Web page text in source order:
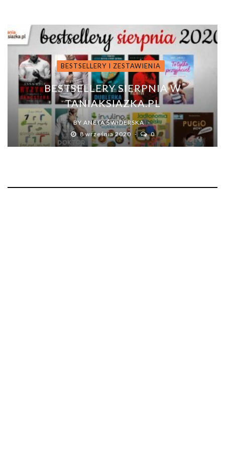
BESTSELLERY I ZESTAWIENIA
BESTSELLERY SIERPNIA W
TANIAKSIAZKA.PL
BY ANETA ŚWIDERSKA
8 września 2020
0